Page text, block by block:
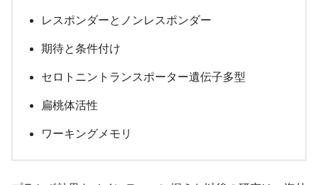
レスポンダーとノンレスポンダー
期待と条件付け
セロトニントランスポーター遺伝子多型
扁桃体活性
ワーキングメモリ